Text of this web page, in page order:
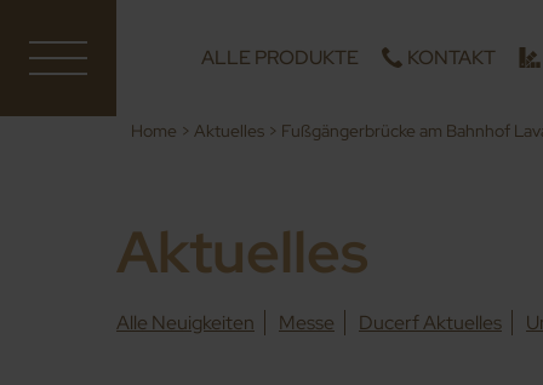
ALLE PRODUKTE KONTAKT
Home > Aktuelles > Fußgängerbrücke am Bahnhof
Aktuelles
Alle Neuigkeiten Messe Ducerf Aktuelles